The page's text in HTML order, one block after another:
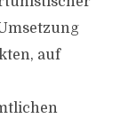
auf